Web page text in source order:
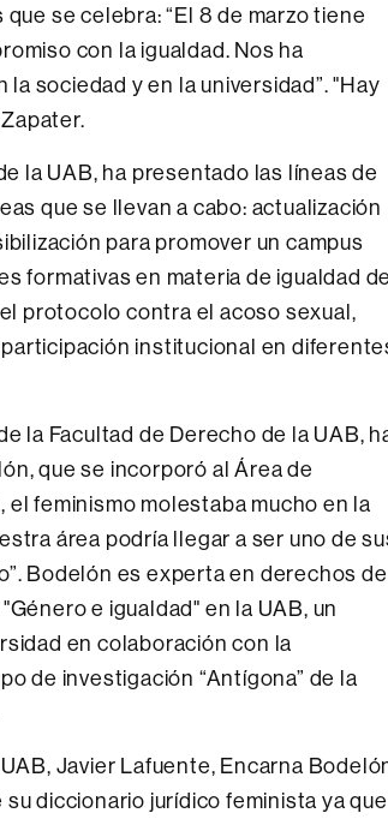
se celebra: “El 8 de marzo tiene
con la igualdad. Nos ha
sociedad y en la universidad”. "Hay
la UAB, ha presentado las líneas de
que se llevan a cabo: actualización
para promover un campus
formativas en materia de igualdad de
protocolo contra el acoso sexual,
institucional en
la Facultad de Derecho de la UAB,
que se incorporó al Área de
feminismo molestaba mucho en la
área podría llegar a ser uno de
Bodelón es experta en derechos de
e igualdad" en la UAB, un
en colaboración con la
de investigación “Antígona” de la
Javier Lafuente, Encarna
diccionario jurídico feminista ya que